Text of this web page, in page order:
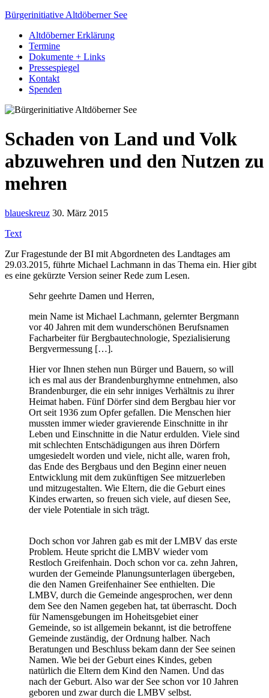
Bürgerinitiative Altdöberner See
Altdöberner Erklärung
Termine
Dokumente + Links
Pressespiegel
Kontakt
Spenden
Schaden von Land und Volk
abzuwehren und den Nutzen zu
mehren
blaueskreuz 30. März 2015
Text
Zur Fragestunde der BI mit Abgordneten des Landtages am
29.03.2015, führte Michael Lachmann in das Thema ein. Hier gibt
es eine gekürzte Version seiner Rede zum Lesen.
Sehr geehrte Damen und Herren,
mein Name ist Michael Lachmann, gelernter Bergmann
vor 40 Jahren mit dem wunderschönen Berufsnamen
Facharbeiter für Bergbautechnologie, Spezialisierung
Bergvermessung […].
Hier vor Ihnen stehen nun Bürger und Bauern, so will
ich es mal aus der Brandenburghymne entnehmen, also
Brandenburger, die ein sehr inniges Verhältnis zu ihrer
Heimat haben. Fünf Dörfer sind dem Bergbau hier vor
Ort seit 1936 zum Opfer gefallen. Die Menschen hier
mussten immer wieder gravierende Einschnitte in ihr
Leben und Einschnitte in die Natur erdulden. Viele sind
mit schlechten Entschädigungen aus ihren Dörfern
umgesiedelt worden und viele, nicht alle, waren froh,
das Ende des Bergbaus und den Beginn einer neuen
Entwicklung mit dem zukünftigen See mitzuerleben
und mitzugestalten. Wie Eltern, die die Geburt eines
Kindes erwarten, so freuen sich viele, auf diesen See,
der viele Potentiale in sich trägt.
Doch schon vor Jahren gab es mit der LMBV das erste
Problem. Heute spricht die LMBV wieder vom
Restloch Greifenhain. Doch schon vor ca. zehn Jahren,
wurden der Gemeinde Planungsunterlagen übergeben,
die den Namen Greifenhainer See enthielten. Die
LMBV, durch die Gemeinde angesprochen, wer denn
dem See den Namen gegeben hat, tat überrascht. Doch
für Namensgebungen im Hoheitsgebiet einer
Gemeinde, so ist allgemein bekannt, ist die betroffene
Gemeinde zuständig, der Ordnung halber. Nach
Beratungen und Beschluss bekam dann der See seinen
Namen. Wie bei der Geburt eines Kindes, geben
natürlich die Eltern dem Kind den Namen. Und das
nach der Geburt. Also war der See schon vor 10 Jahren
geboren und zwar durch die LMBV selbst.